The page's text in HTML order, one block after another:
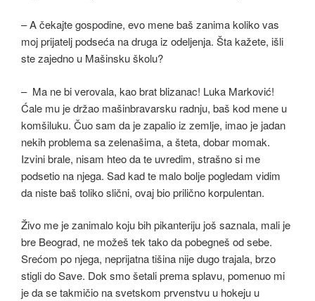
– A čekajte gospodine, evo mene baš zanima koliko vas
moj prijatelj podseća na druga iz odeljenja. Šta kažete, išli
ste zajedno u Mašinsku školu?
– Ma ne bi verovala, kao brat blizanac! Luka Marković!
Ćale mu je držao mašinbravarsku radnju, baš kod mene u
komšiluku. Čuo sam da je zapalio iz zemlje, imao je jadan
nekih problema sa zelenašima, a šteta, dobar momak.
Izvini brale, nisam hteo da te uvredim, strašno si me
podsetio na njega. Sad kad te malo bolje pogledam vidim
da niste baš toliko slični, ovaj bio prilično korpulentan.
Živo me je zanimalo koju bih pikanteriju još saznala, mali je
bre Beograd, ne možeš tek tako da pobegneš od sebe.
Srećom po njega, neprijatna tišina nije dugo trajala, brzo
stigli do Save. Dok smo šetali prema splavu, pomenuo mi
je da se takmičio na svetskom prvenstvu u hokeju u